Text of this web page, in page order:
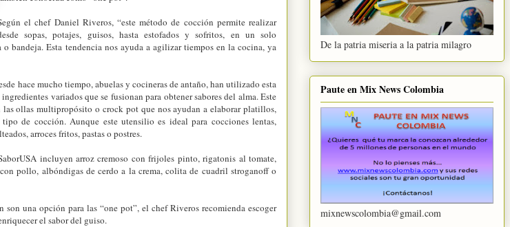
el chef Daniel Riveros, “este método de cocción permite realizar
sopas, potajes, guisos, hasta estofados y sofritos, en un solo
bandeja. Esta tendencia nos ayuda a agilizar tiempos en la cocina, ya
hace mucho tiempo, abuelas y cocineras de antaño, han utilizado esta
variados que se fusionan para obtener sabores del alma. Este
ollas multipropósito o crock pot que nos ayudan a elaborar platillos,
de cocción. Aunque este utensilio es ideal para cocciones lentas,
arroces fritos, pastas o postres.
incluyen arroz cremoso con frijoles pinto, rigatonis al tomate,
pollo, albóndigas de cerdo a la crema, colita de cuadril stroganoff o
una opción para las “one pot”, el chef Riveros recomienda escoger
el sabor del guiso.
De la patria miseria a la patria milagro
Paute en Mix News Colombia
mixnewscolombia@gmail.com